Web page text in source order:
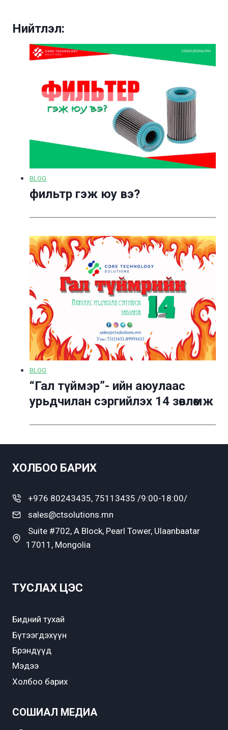
Нийтлэл:
BLOG
фильтр гэж юу вэ?
BLOG
“Гал түймэр”- ийн аюулаас
урьдчилан сэргийлэх 14 зөвлөмж
ХОЛБОО БАРИХ
+976 80243435, 75113435 /9:00-18:00/
sales@ctsolutions.mn
Suite #702, A Block, Pearl Tower, Ulaanbaatar
17011, Mongolia
ТУСЛАХ ЦЭС
Бидний тухай
Бүтээгдэхүүн
Брэндүүд
Мэдээ
Холбоо барих
СОШИАЛ МЕДИА